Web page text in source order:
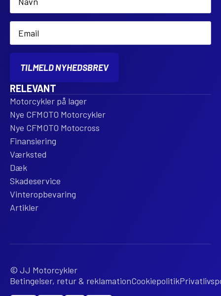
Email
TILMELD NYHEDSBREV
RELEVANT
Motorcykler på lager
Nye CFMOTO Motorcykler
Nye CFMOTO Motocross
Finansiering
Værksted
Dæk
Skadeservice
Vinteropbevaring
Artikler
© JJ Motorcykler
Betingelser, retur & reklamationCookiepolitik